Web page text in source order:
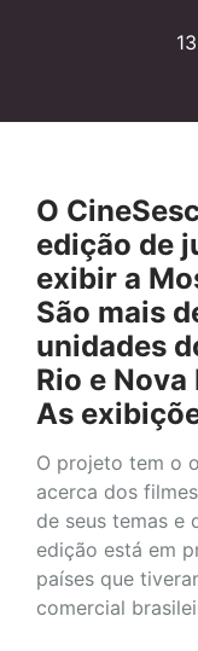
O
edição de
exibir a
São mais
unidades
Rio e
As
O projeto tem o
acerca dos
de seus temas e
edição está em
países que
comercial